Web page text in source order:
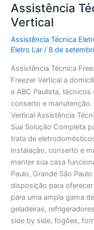
Assistência
Vertical
Assistência Técnica
Eletro Lar/ 8 de
Assistência Técnica
Freezer Vertical a
e ABC Paulista,
conserto e
Vertical Assistência
Sua Solução Completa
trata de
instalação, conserto e
manter sua casa
Paulo, Grande São
disposição para
para uma ampla gama
geladeiras,
side by side, fogões,